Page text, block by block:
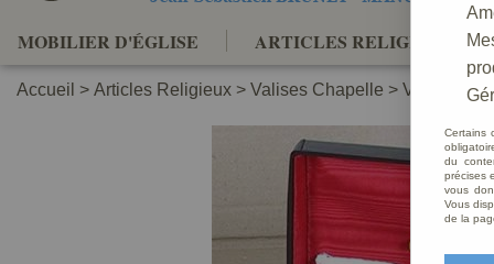
MOBILIER D'ÉGLISE ARTICLES RELIGIEUX
Accueil > Articles Religieux > Valises Chapelle > Valise
Certains
du
précises
vous
Vous
de la